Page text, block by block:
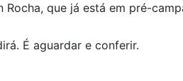
que já está em pré-
É aguardar e conferir.